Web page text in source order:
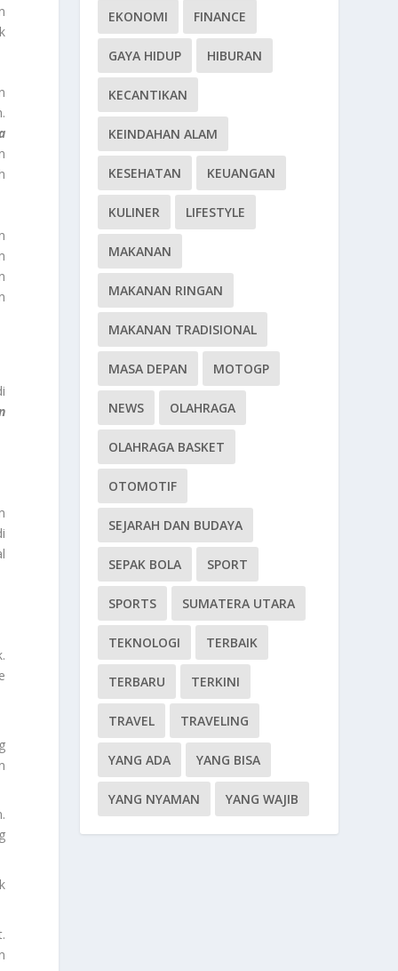
EKONOMI FINANCE
GAYA HIDUP HIBURAN
KECANTIKAN
KEINDAHAN ALAM
KESEHATAN KEUANGAN
KULINER LIFESTYLE
MAKANAN
MAKANAN RINGAN
MAKANAN TRADISIONAL
MASA DEPAN MOTOGP
NEWS OLAHRAGA
OLAHRAGA BASKET
OTOMOTIF
SEJARAH DAN BUDAYA
SEPAK BOLA SPORT
SPORTS SUMATERA UTARA
TEKNOLOGI TERBAIK
TERBARU TERKINI
TRAVEL TRAVELING
YANG ADA YANG BISA
YANG NYAMAN YANG WAJIB